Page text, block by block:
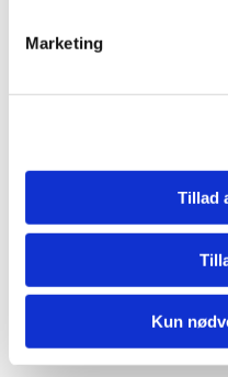
Marketing
Tillad
Kun
Du vil